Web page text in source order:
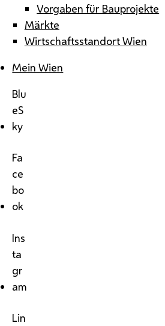
Vorgaben für Bauprojekte
Märkte
Wirtschaftsstandort Wien
Mein Wien
Blu
eS
ky
Fa
ce
bo
ok
Ins
ta
gr
am
Lin